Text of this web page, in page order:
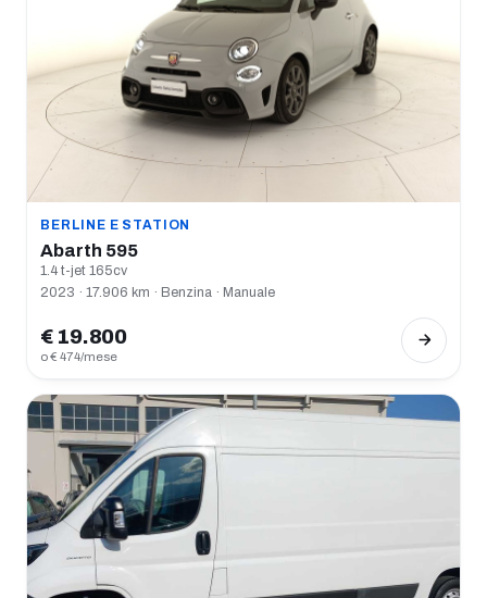
BERLINE E STATION
Abarth 595
1.4 t-jet 165cv
2023 · 17.906 km · Benzina · Manuale
€ 19.800
o € 474/mese